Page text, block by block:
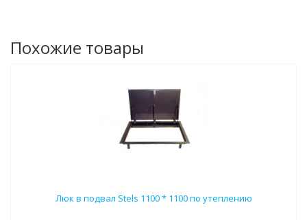
Похожие товары
Люк в подвал Stels 1100 * 1100 по утеплению